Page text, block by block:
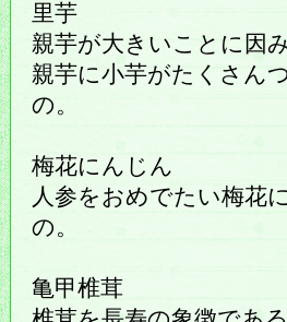
里芋
親芋が大きいことに因
親芋に小芋がたくさん
の。
梅花にんじん
人参をおめでたい梅花
の。
亀甲椎茸